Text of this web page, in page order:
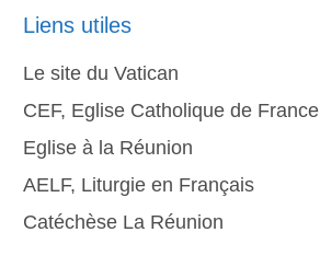
Liens utiles
Le site du Vatican
CEF, Eglise Catholique de France
Eglise à la Réunion
AELF, Liturgie en Français
Catéchèse La Réunion